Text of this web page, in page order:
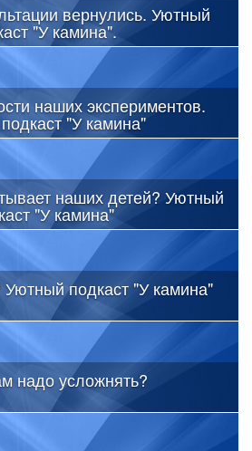
вернулись. Уютный
"У камина".
наших экспериментов.
"У камина"
наших детей? Уютный
"У камина"
подкаст "У камина"
надо усложнять?